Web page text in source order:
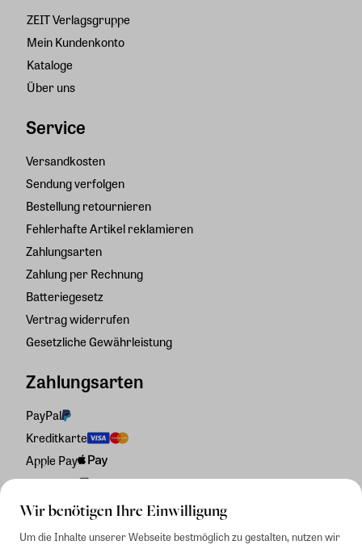
Wir benötigen Ihre Einwilligung
Um die Inhalte unserer Webseite bestmöglich zu gestalten, nutzen wir
ZEIT Verlagsgruppe
Mein Kundenkonto
Kataloge
Über uns
Service
Versandkosten
Sendung verfolgen
Bestellung retournieren
Fehlerhafte Artikel reklamieren
Zahlungsarten
Zahlung per Rechnung
Batteriegesetz
Vertrag widerrufen
Gesetzliche Gewährleistung
Zahlungsarten
PayPal
Kreditkarte
Apple Pay
Rechnung